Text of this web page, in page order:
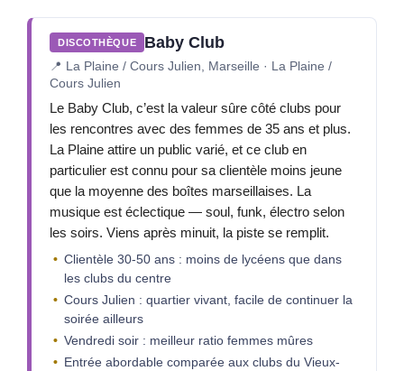
DISCOTHÈQUE Baby Club
📍 La Plaine / Cours Julien, Marseille · La Plaine /
Cours Julien
Le Baby Club, c’est la valeur sûre côté clubs pour
les rencontres avec des femmes de 35 ans et plus.
La Plaine attire un public varié, et ce club en
particulier est connu pour sa clientèle moins jeune
que la moyenne des boîtes marseillaises. La
musique est éclectique — soul, funk, électro selon
les soirs. Viens après minuit, la piste se remplit.
Clientèle 30-50 ans : moins de lycéens que dans
les clubs du centre
Cours Julien : quartier vivant, facile de continuer la
soirée ailleurs
Vendredi soir : meilleur ratio femmes mûres
Entrée abordable comparée aux clubs du Vieux-